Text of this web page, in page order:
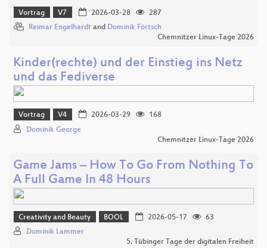
Vortrag V7 2026-03-28
287
Reimar Engelhardt and Dominik Förtsch
Chemnitzer Linux-Tage 2026
Kinder(rechte) und der Einstieg ins Netz
und das Fediverse
Vortrag V4 2026-03-29
168
Dominik George
Chemnitzer Linux-Tage 2026
Game Jams – How To Go From Nothing To
A Full Game In 48 Hours
Creativity and Beauty BOOL 2026-05-17
63
Dominik Lammer
5. Tübinger Tage der digitalen Freiheit